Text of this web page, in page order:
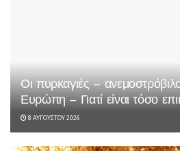
Οι πυρκαγιές –
Ευρώπη – Γιατί είναι τόσο
8 ΑΥΓΟΎΣΤΟΥ 2026